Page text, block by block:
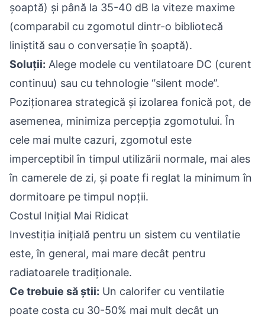
șoaptă) și până la 35-40 dB la viteze maxime
(comparabil cu zgomotul dintr-o bibliotecă
liniștită sau o conversație în șoaptă).
Soluții: Alege modele cu ventilatoare DC (curent
continuu) sau cu tehnologie “silent mode”.
Poziționarea strategică și izolarea fonică pot, de
asemenea, minimiza percepția zgomotului. În
cele mai multe cazuri, zgomotul este
imperceptibil în timpul utilizării normale, mai ales
în camerele de zi, și poate fi reglat la minimum în
dormitoare pe timpul nopții.
Costul Inițial Mai Ridicat
Investiția inițială pentru un sistem cu ventilatie
este, în general, mai mare decât pentru
radiatoarele tradiționale.
Ce trebuie să știi: Un calorifer cu ventilatie
poate costa cu 30-50% mai mult decât un